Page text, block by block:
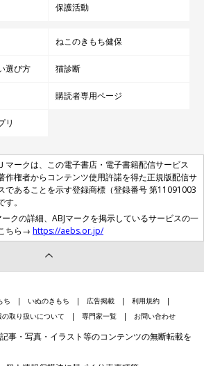
保護活動
ねこのきもち健保
選び方 猫診断
購読者専用ページ
リ
マークは、この電子書店・電子書籍配信サービス
作権者からコンテンツ使用許諾を得た正規版配信サ
であることを示す登録商標（登録番号 第11091003
す。
ークの詳細、ABJマークを掲示しているサービスの一
ちら→ https://aebs.or.jp/
ち いぬのきもち 広告掲載
利用規約
取り扱いについて 専門家一覧 お問い合わせ
事・写真・イラスト等のコンテンツの無断転載を